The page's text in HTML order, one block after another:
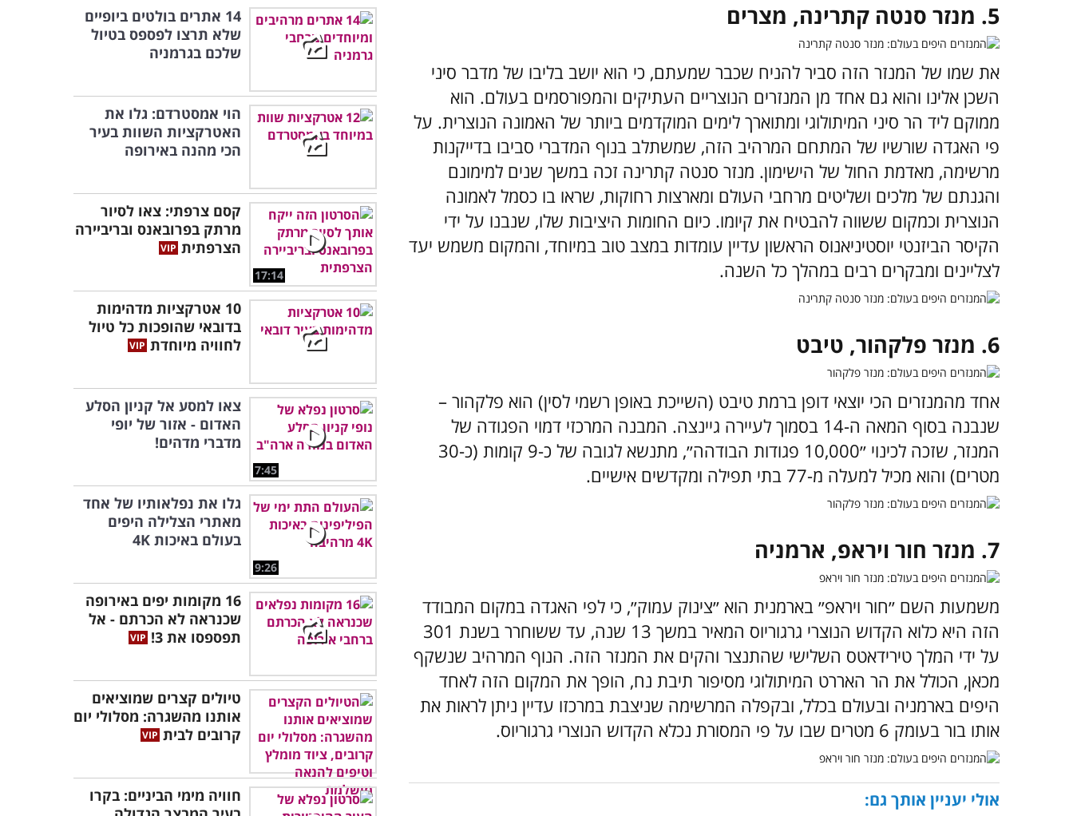
5. מנזר סנטה קתרינה, מצרים
את שמו של המנזר הזה סביר להניח שכבר שמעתם, כי הוא יושב בליבו של מדבר סיני
השכן אלינו והוא גם אחד מן המנזרים הנוצריים העתיקים והמפורסמים בעולם. הוא
ממוקם ליד הר סיני המיתולוגי ומתוארך לימים המוקדמים ביותר של האמונה הנוצרית. על
פי האגדה שורשיו של המתחם המרהיב הזה, שמשתלב בנוף המדברי סביבו בדייקנות
מרשימה, מאדמת החול של הישימון. מנזר סנטה קתרינה זכה במשך שנים למימונם
והגנתם של מלכים ושליטים מרחבי העולם ומארצות רחוקות, שראו בו כסמל לאמונה
הנוצרית וכמקום ששווה להבטיח את קיומו. כיום החומות היציבות שלו, שנבנו על ידי
הקיסר הביזנטי יוסטיניאנוס הראשון עדיין עומדות במצב טוב במיוחד, והמקום משמש יעד
לצליינים ומבקרים רבים במהלך כל השנה.
6. מנזר פלקהור, טיבט
אחד מהמנזרים הכי יוצאי דופן ברמת טיבט (השייכת באופן רשמי לסין) הוא פלקהור –
שנבנה בסוף המאה ה-14 בסמוך לעיירה גיינצה. המבנה המרכזי דמוי הפגודה של
המנזר, שזכה לכינוי ״10,000 פגודות הבודהה״, מתנשא לגובה של כ-9 קומות (כ-30
מטרים) והוא מכיל למעלה מ-77 בתי תפילה ומקדשים אישיים.
7. מנזר חור ויראפ, ארמניה
משמעות השם ״חור ויראפ״ בארמנית הוא ״צינוק עמוק״, כי לפי האגדה במקום המבודד
הזה היא כלוא הקדוש הנוצרי גרגוריוס המאיר במשך 13 שנה, עד ששוחרר בשנת 301
על ידי המלך טירידאטס השלישי שהתנצר והקים את המנזר הזה. הנוף המרהיב שנשקף
מכאן, הכולל את הר האררט המיתולוגי מסיפור תיבת נח, הופך את המקום הזה לאחד
היפים בארמניה ובעולם בכלל, ובקפלה המרשימה שניצבת במרכזו עדיין ניתן לראות את
אותו בור בעומק 6 מטרים שבו על פי המסורת נכלא הקדוש הנוצרי גרגוריוס.
אולי יעניין אותך גם:
14 אתרים בולטים ביופיים
שלא תרצו לפספס בטיול
שלכם בגרמניה
הוי אמסטרדם: גלו את
האטרקציות השוות בעיר
הכי מהנה באירופה
17:14
קסם צרפתי: צאו לסיור
מרתק בפרובאנס ובריביירה
הצרפתית
10 אטרקציות מדהימות
בדובאי שהופכות כל טיול
לחוויה מיוחדת
7:45
צאו למסע אל קניון הסלע
האדום - אזור של יופי
מדברי מדהים!
9:26
גלו את נפלאותיו של אחד
מאתרי הצלילה היפים
בעולם באיכות 4K
16 מקומות יפים באירופה
שכנראה לא הכרתם - אל
תפספסו את 3!
טיולים קצרים שמוציאים
אותנו מהשגרה: מסלולי יום
קרובים לבית
חוויה מימי הביניים: בקרו